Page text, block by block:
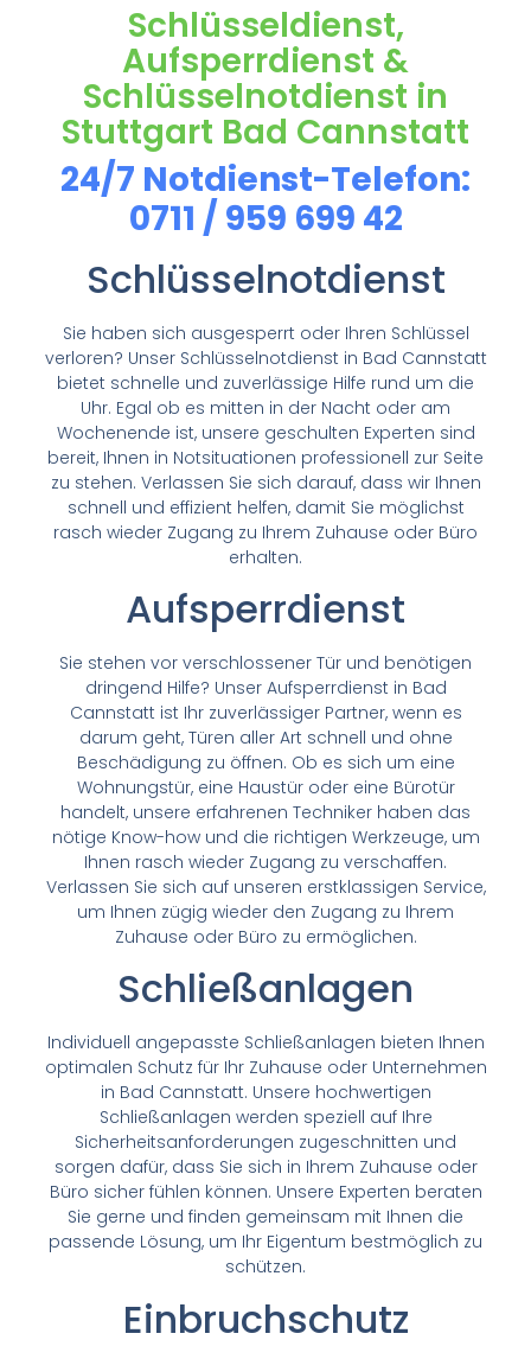
Schlüsseldienst,
Aufsperrdienst &
Schlüsselnotdienst in
Stuttgart Bad Cannstatt
24/7 Notdienst-Telefon:
0711 / 959 699 42
Schlüsselnotdienst
Sie haben sich ausgesperrt oder Ihren Schlüssel
verloren? Unser Schlüsselnotdienst in Bad Cannstatt
bietet schnelle und zuverlässige Hilfe rund um die
Uhr. Egal ob es mitten in der Nacht oder am
Wochenende ist, unsere geschulten Experten sind
bereit, Ihnen in Notsituationen professionell zur Seite
zu stehen. Verlassen Sie sich darauf, dass wir Ihnen
schnell und effizient helfen, damit Sie möglichst
rasch wieder Zugang zu Ihrem Zuhause oder Büro
erhalten.
Aufsperrdienst
Sie stehen vor verschlossener Tür und benötigen
dringend Hilfe? Unser Aufsperrdienst in Bad
Cannstatt ist Ihr zuverlässiger Partner, wenn es
darum geht, Türen aller Art schnell und ohne
Beschädigung zu öffnen. Ob es sich um eine
Wohnungstür, eine Haustür oder eine Bürotür
handelt, unsere erfahrenen Techniker haben das
nötige Know-how und die richtigen Werkzeuge, um
Ihnen rasch wieder Zugang zu verschaffen.
Verlassen Sie sich auf unseren erstklassigen Service,
um Ihnen zügig wieder den Zugang zu Ihrem
Zuhause oder Büro zu ermöglichen.
Schließanlagen
Individuell angepasste Schließanlagen bieten Ihnen
optimalen Schutz für Ihr Zuhause oder Unternehmen
in Bad Cannstatt. Unsere hochwertigen
Schließanlagen werden speziell auf Ihre
Sicherheitsanforderungen zugeschnitten und
sorgen dafür, dass Sie sich in Ihrem Zuhause oder
Büro sicher fühlen können. Unsere Experten beraten
Sie gerne und finden gemeinsam mit Ihnen die
passende Lösung, um Ihr Eigentum bestmöglich zu
schützen.
Einbruchschutz